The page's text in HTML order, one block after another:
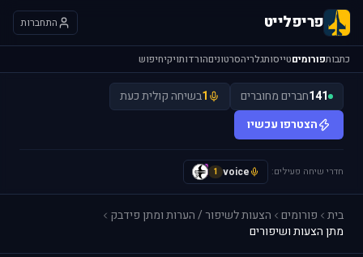
פריפלייט התחברות
כתבותפורומיםטייסותגלריהסרטוניםהורדותויקיחיפוש
141חברים מחוברים 1בשיחה קולית כעת
הצטרפו עכשיו
חדרי שיחה פעילים: voice
1
y
בית פורומים
הצעות לשיפור / הערות ומתן פידבק
מתן הצעות ושיפורים